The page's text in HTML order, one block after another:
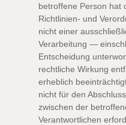
betroffene Person hat
Richtlinien- und
nicht einer
Verarbeitung —
Entscheidung
rechtliche Wirkung
erheblich
nicht für den
zwischen der
Verantwortlichen